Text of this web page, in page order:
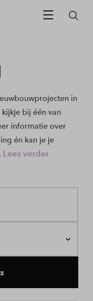
in
bij één van
informatie over
én kan je je
Lees verder